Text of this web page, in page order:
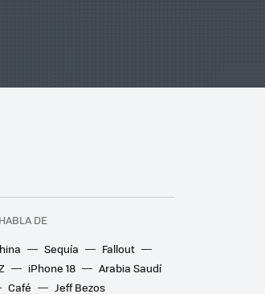
DE
Sequía
Fallout
iPhone 18
Arabia Saudí
Café Jeff Bezos